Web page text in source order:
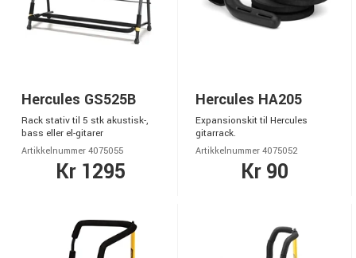
Hercules GS525B
Rack stativ til 5 stk akustisk-,
bass eller el-gitarer
Artikkelnummer 4075055
Kr 1295
Hercules HA205
Expansionskit til Hercules
gitarrack.
Artikkelnummer 4075052
Kr 90